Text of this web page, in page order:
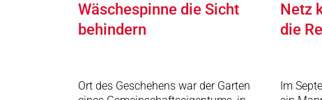
Wäschespinne die Sicht
behindern
Ort des Geschehens war der Garten
Netz
die
Im